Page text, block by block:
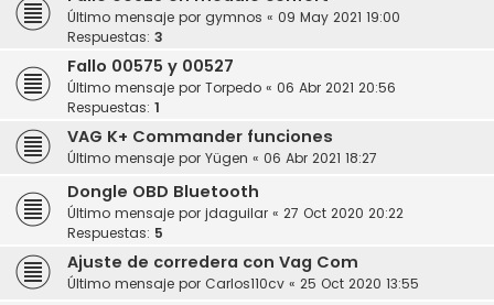
Último mensaje por gymnos « 09 May 2021 19:00
Respuestas: 3
Fallo 00575 y 00527
Último mensaje por Torpedo « 06 Abr 2021 20:56
Respuestas: 1
VAG K+ Commander funciones
Último mensaje por Yügen « 06 Abr 2021 18:27
Dongle OBD Bluetooth
Último mensaje por jdaguilar « 27 Oct 2020 20:22
Respuestas: 5
Ajuste de corredera con Vag Com
Último mensaje por Carlos110cv « 25 Oct 2020 13:55